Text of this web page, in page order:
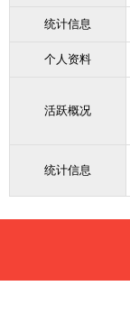
统计信息
个人资料
活跃概况
统计信息